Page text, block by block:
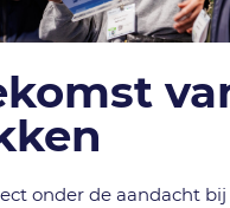
onder de aandacht bij